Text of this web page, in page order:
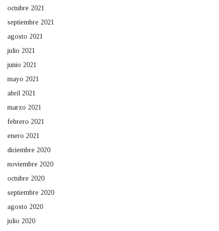
octubre 2021
septiembre 2021
agosto 2021
julio 2021
junio 2021
mayo 2021
abril 2021
marzo 2021
febrero 2021
enero 2021
diciembre 2020
noviembre 2020
octubre 2020
septiembre 2020
agosto 2020
julio 2020